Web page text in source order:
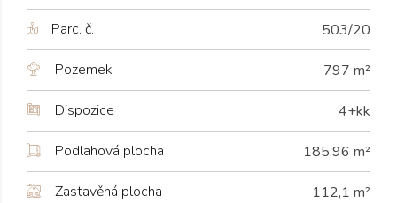
Parc. č. 503/20
Pozemek 797 m²
Dispozice 4+kk
Podlahová plocha 185,96 m²
Zastavěná plocha 112,1 m²